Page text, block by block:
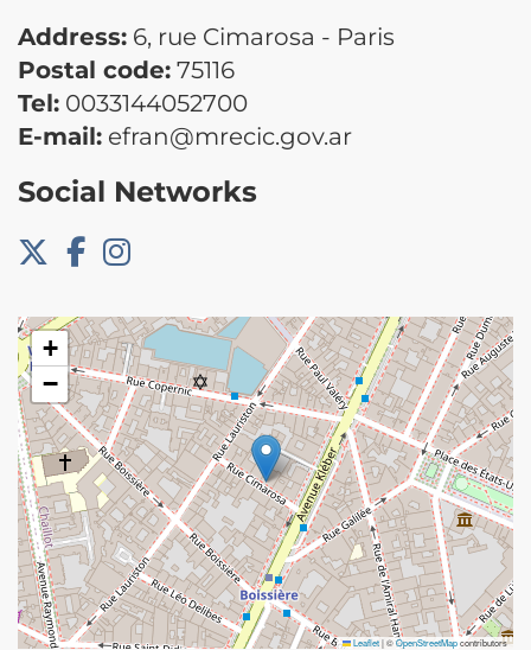
Address: 6, rue Cimarosa - Paris
Postal code: 75116
Tel: 0033144052700
E-mail: efran@mrecic.gov.ar
Social Networks
+
−
Leaflet|©OpenStreetMapcontributors